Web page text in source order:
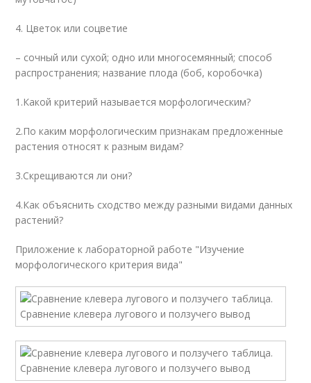
4. Цветок или соцветие
– сочный или сухой; одно или многосемянный; способ
распространения; название плода (боб, коробочка)
1.Какой критерий называется морфологическим?
2.По каким морфологическим признакам предложенные
растения относят к разным видам?
3.Скрещиваются ли они?
4.Как объяснить сходство между разными видами данных
растений?
Приложение к лабораторной работе "Изучение
морфологического критерия вида"